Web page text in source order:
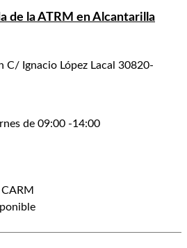
de la ATRM en Alcantarilla
C/ Ignacio López Lacal 30820-
de 09:00 -14:00